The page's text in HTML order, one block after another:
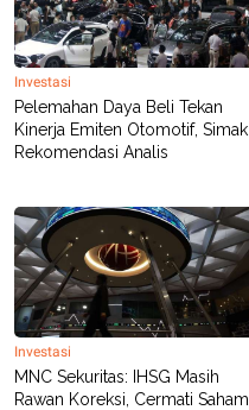
Investasi
Pelemahan Daya Beli Tekan
Kinerja Emiten Otomotif, Simak
Rekomendasi Analis
Investasi
MNC Sekuritas: IHSG Masih
Rawan Koreksi, Cermati Saham